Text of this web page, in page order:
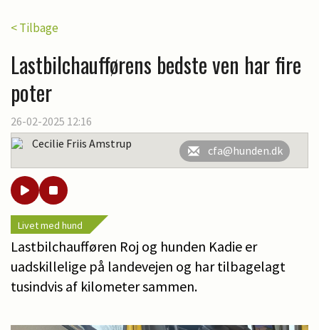
< Tilbage
Lastbilchaufførens bedste ven har fire
poter
26-02-2025 12:16
Cecilie Friis Amstrup
cfa@hunden.dk
Livet med hund
Lastbilchaufføren Roj og hunden Kadie er
uadskillelige på landevejen og har tilbagelagt
tusindvis af kilometer sammen.